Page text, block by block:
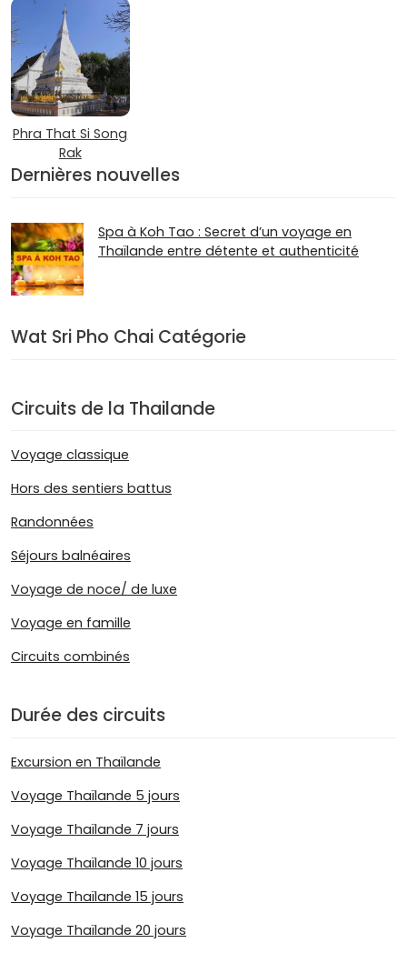
Phra That Si Song
Rak
Dernières nouvelles
Spa à Koh Tao : Secret d’un voyage en
Thaïlande entre détente et authenticité
Wat Sri Pho Chai Catégorie
Circuits de la Thailande
Voyage classique
Hors des sentiers battus
Randonnées
Séjours balnéaires
Voyage de noce/ de luxe
Voyage en famille
Circuits combinés
Durée des circuits
Excursion en Thaïlande
Voyage Thaïlande 5 jours
Voyage Thaïlande 7 jours
Voyage Thaïlande 10 jours
Voyage Thaïlande 15 jours
Voyage Thaïlande 20 jours